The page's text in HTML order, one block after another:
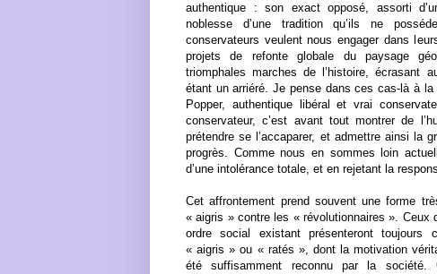
authentique : son exact opposé, assorti
noblesse d’une tradition qu’ils ne
conservateurs veulent nous engager dans
projets de refonte globale du paysage
triomphales marches de l’histoire, écrasant
étant un arriéré. Je pense dans ces cas-là à
Popper, authentique libéral et vrai
conservateur, c’est avant tout montrer de
prétendre se l’accaparer, et admettre ainsi la
progrès. Comme nous en sommes loin
d’une intolérance totale, et en rejetant la
Cet affrontement prend souvent une forme
« aigris » contre les « révolutionnaires ». Ceux
ordre social existant présenteront
« aigris » ou « ratés », dont la motivation
été suffisamment reconnu par la